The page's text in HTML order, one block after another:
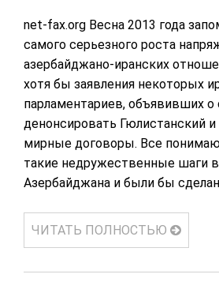
net-fax.org Весна 2013 года
самого серьезного роста
азербайджано-иранских
хотя бы заявления некоторых
парламентариев, объявивших о
денонсировать Гюлистанский
мирные договоры. Все
такие недружественные шаги
Азербайджана и были бы
ЧИТАТЬ ПОЛНОСТЬЮ